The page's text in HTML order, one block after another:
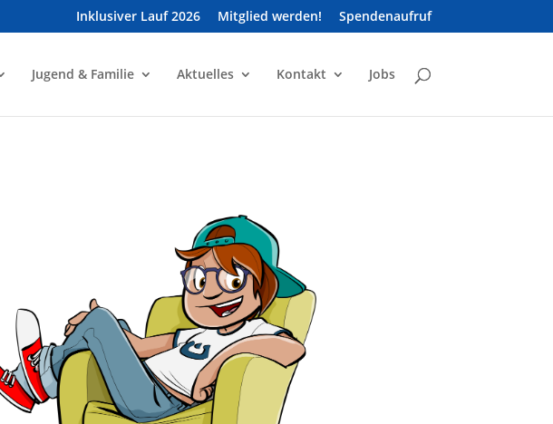
Inklusiver Lauf 2026 Mitglied werden! Spendenaufruf
Jugend & Familie Aktuelles Kontakt Jobs